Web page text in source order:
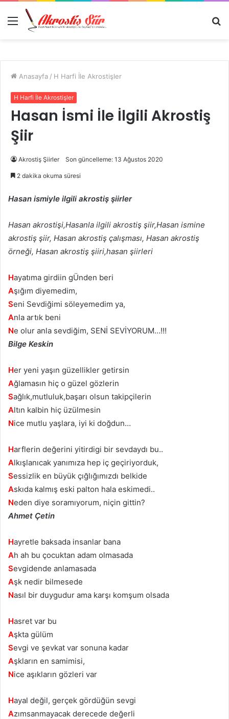
Menü
Anasayfa / H Harfi İle Akrostişler
H Harfi İle Akrostişler
Hasan İsmi İle İlgili Akrostiş
Şiir
Akrostiş Şiirler Son güncelleme: 13 Ağustos 2020
2 dakika okuma süresi
Hasan ismiyle ilgili akrostiş şiirler
Hasan akrostişi,Hasanla ilgili akrostiş şiir,Hasan ismine
akrostiş şiir, Hasan akrostiş çalışması, Hasan akrostiş
örneği, Hasan akrostiş şiiri,hasan şiirleri
Hayatıma girdiin gÜnden beri
Aşığım diyemedim,
Seni Sevdiğimi söleyemedim ya,
Anla artık beni
Ne olur anla sevdiğim, SENİ SEVİYORUM…!!!
Bilge Keskin
Her yeni yaşın güzellikler getirsin
Ağlamasın hiç o güzel gözlerin
Sağlık,mutluluk,başarı olsun takipçilerin
Altın kalbin hiç üzülmesin
Nice mutlu yaşlara, iyi ki doğdun…
Harflerin değerini yitirdigi bir sevdaydı bu..
Alkışlanıcak yanımıza hep iç geçiriyorduk,
Sessizlik en büyük çığlığımızdı belkide
Askıda kalmış eski palton hala eskimedi..
Neden diye soramıyorum, niçin gittin?
Ahmet Çetin
Hayretle baksada insanlar bana
Ah ah bu çocuktan adam olmasada
Sevgidende anlamasada
Aşk nedir bilmesede
Nasıl bir duygudur ama karşı komşum olsada
Hasret var bu
Aşkta gülüm
Sevgi ve şevkat var sonuna kadar
Aşkların en samimisi,
Nice aşıkların gözleri var
Hayal değil, gerçek gördüğün sevgi
Azımsanmayacak derecede değerli